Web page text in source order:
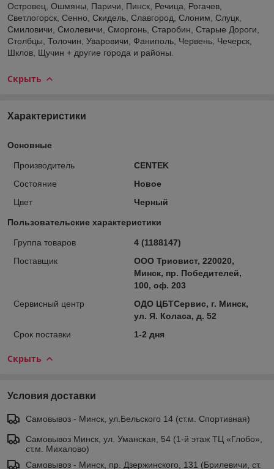
Островец, Ошмяны, Паричи, Пинск, Речица, Рогачев,
Светлогорск, Сенно, Скидель, Славгород, Слоним, Слуцк,
Смиловичи, Смолевичи, Сморгонь, Старобин, Старые Дороги,
Столбцы, Толочин, Уваровичи, Фаниполь, Червень, Чечерск,
Шклов, Щучин + другие города и районы.
Скрыть
Характеристики
Основные
Производитель
CENTEK
Состояние
Новое
Цвет
Черный
Пользовательские характеристики
Группа товаров
4 (1188147)
Поставщик
ООО Триовист, 220020,
Минск, пр. Победителей,
100, оф. 203
Сервисный центр
ОДО ЦБТСервис, г. Минск,
ул. Я. Коласа, д. 52
Срок поставки
1-2 дня
Скрыть
Условия доставки
Самовывоз - Минск, ул.Бельского 14 (ст.м. Спортивная)
Самовывоз Минск, ул. Уманская, 54 (1-й этаж ТЦ «Глобо»,
ст.м. Михалово)
Самовывоз - Минск, пр. Дзержинского, 131 (Брилевичи, ст.